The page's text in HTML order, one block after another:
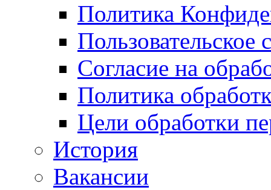
Политика
Пользовательское
Согласие на
Политика
Цели обработки
История
Вакансии